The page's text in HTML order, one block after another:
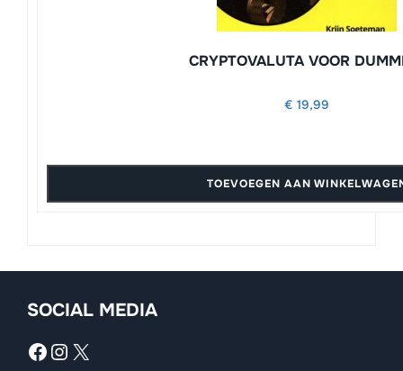
CRYPTOVALUTA VOOR
€ 19,99
TOEVOEGEN AAN
SOCIAL MEDIA
Facebook
Instagram
X